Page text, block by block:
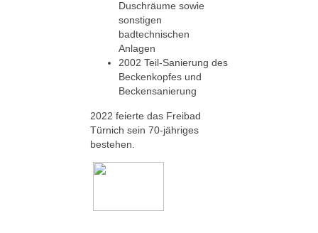
Duschräume sowie
sonstigen
badtechnischen
Anlagen
2002 Teil-Sanierung des
Beckenkopfes und
Beckensanierung
2022 feierte das Freibad
Türnich sein 70-jähriges
bestehen.